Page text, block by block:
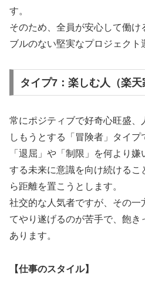
す。
そのため、全員が安心して働け
ブルのない堅実なプロジェクト
タイプ7：楽しむ人（楽天
常にポジティブで好奇心旺盛、
しもうとする「冒険者」タイプ
「退屈」や「制限」を何より
する未来に意識を向け続ける
ら距離を置こうとします。
社交的な人気者ですが、その一
てやり遂げるのが苦手で、飽き
あります。
【仕事のスタイル】